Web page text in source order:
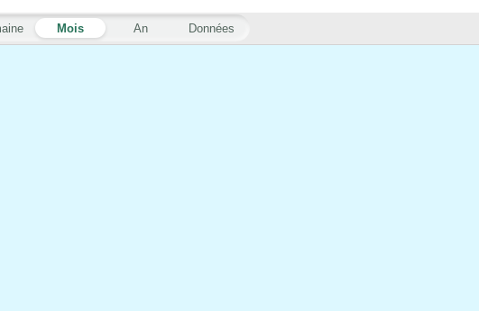
Mois An Données